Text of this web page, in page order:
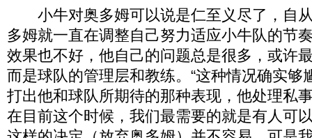
小牛对奥多姆可以说是仁至义尽了，自
多姆就一直在调整自己努力适应小牛队的节
效果也不好，他自己的问题总是很多，或许
而是球队的管理层和教练。“这种情况确实够
打出他和球队所期待的那种表现，他处理私
在目前这个时候，我们最需要的就是有人可